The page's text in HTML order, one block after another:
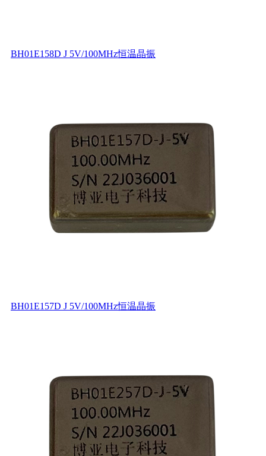
BH01E158D J 5V/100MHz恒温晶振
BH01E157D J 5V/100MHz恒温晶振